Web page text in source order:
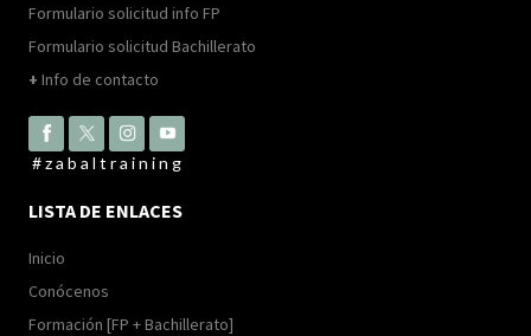
Formulario solicitud info FP
Formulario solicitud Bachillerato
+ Info de contacto
#zabaltraining
LISTA DE ENLACES
Inicio
Conócenos
Formación [FP + Bachillerato]